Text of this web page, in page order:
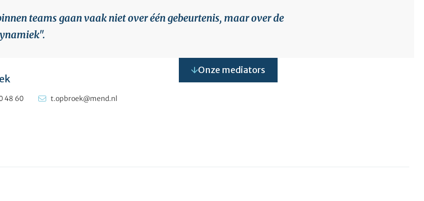
teams gaan vaak niet over één gebeurtenis, maar over de
48 60 t.opbroek@mend.nl
Onze mediators